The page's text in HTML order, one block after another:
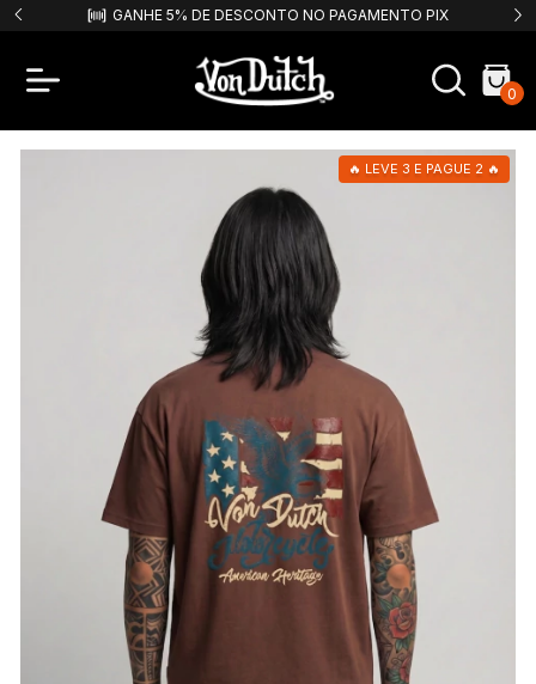
PIX FRETE GRÁTIS PARA COMPRAS ACIMA DE R$499,99!
0
🔥 LEVE 3 E PAGUE 2 🔥